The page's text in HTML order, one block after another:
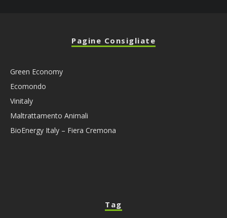
Pagine Consigliate
Green Economy
Ecomondo
Vinitaly
Maltrattamento Animali
BioEnergy Italy – Fiera Cremona
Tag